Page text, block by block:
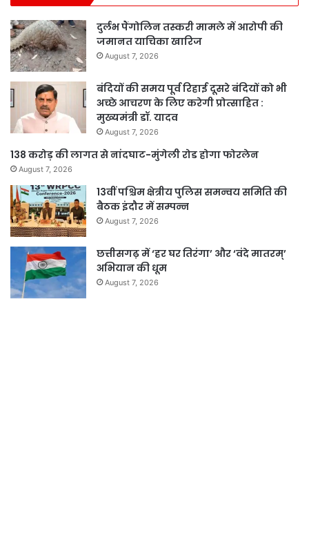
दुर्लभ पैंगोलिन तस्करी मामले में आरोपी की
जमानत याचिका खारिज
August 7, 2026
बंदियों की समय पूर्व रिहाई दूसरे बंदियों को भी
अच्छे आचरण के लिए करेगी प्रोत्साहित :
मुख्यमंत्री डॉ. यादव
August 7, 2026
138 करोड़ की लागत से नांदघाट-मुंगेली रोड होगा फोरलेन
August 7, 2026
13वीं पश्चिम क्षेत्रीय पुलिस समन्वय समिति की
बैठक इंदौर में सम्पन्न
August 7, 2026
छत्तीसगढ़ में ‘हर घर तिरंगा’ और ‘वंदे मातरम्’
अभियान की धूम
August 7, 2026